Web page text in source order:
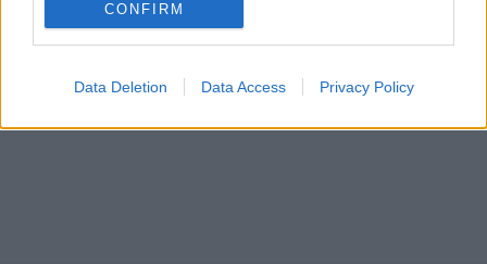
CONFIRM
Data Deletion Data Access Privacy Policy
Itt állíthatod be
keresőben könnyebben megtaláld a
glamour.hu cikkeit